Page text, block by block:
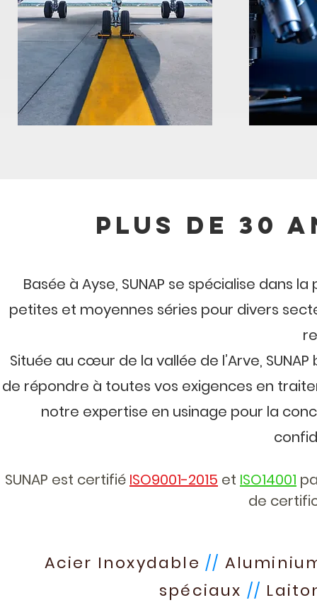
Plus de 30
Basée à Ayse, SUNAP se spécialise
petites et moyennes séries pour divers
Située au cœur de la vallée de l’Arve,
de répondre à toutes vos exigences en
notre expertise en usinage pour la
SUNAP est certifié ISO9001-2015 et ISO14001
de
Acier Inoxydable //
spéciaux //